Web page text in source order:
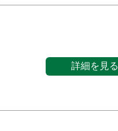
詳細を見る